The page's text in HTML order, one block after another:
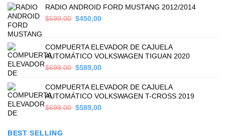
$499,00. $389,00.
RADIO ANDROID FORD MUSTANG 2012/2014
$599,00 Original
$599,00.
$450,00Current
$450,00.
COMPUERTA ELEVADOR DE CAJUELA
AUTOMÁTICO VOLKSWAGEN TIGUAN 2020
$699,00 Original
was:
$699,00.
$589,00Current
is:
$589,00.
COMPUERTA ELEVADOR DE CAJUELA
AUTOMÁTICO VOLKSWAGEN T-CROSS 2019
$699,00 Original
$589,00Current
BEST SELLING